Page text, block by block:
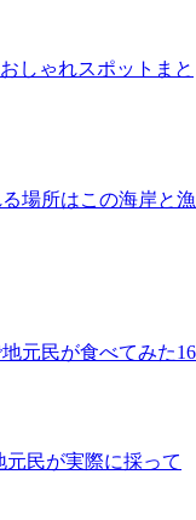
しゃれスポットまと
場所はこの海岸と漁
元民が食べてみた16
元民が実際に採って